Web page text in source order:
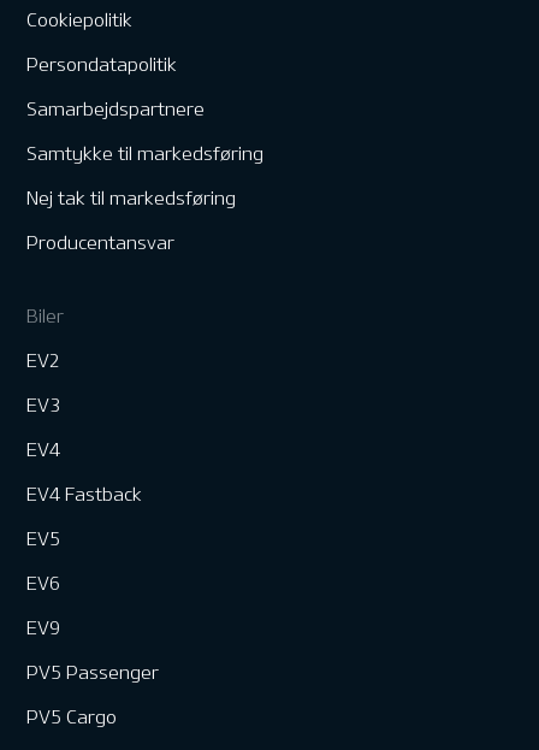
Cookiepolitik
Persondatapolitik
Samarbejdspartnere
Samtykke til markedsføring
Nej tak til markedsføring
Producentansvar
Biler
EV2
EV3
EV4
EV4 Fastback
EV5
EV6
EV9
PV5 Passenger
PV5 Cargo